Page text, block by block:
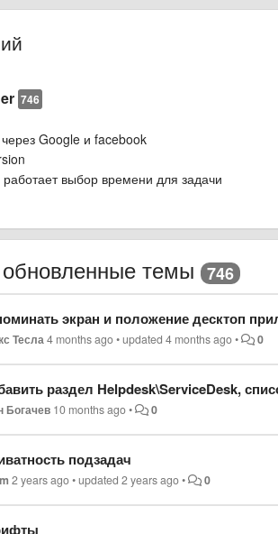
746
Google и facebook
работает выбор времени для задачи
темы 746
экран и положение десктоп
Тесла4 months ago•updated4 months ago• 0
раздел Helpdesk\ServiceDesk,
Богачев 10 months ago• 0
подзадач
2 years ago•updated2 years ago• 0